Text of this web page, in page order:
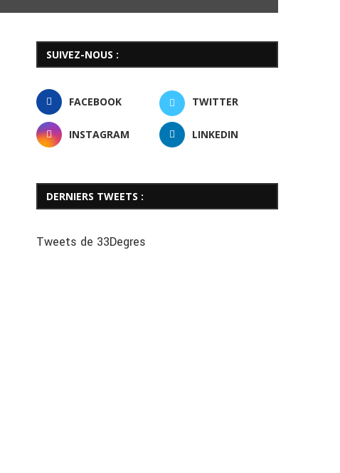
SUIVEZ-NOUS :
FACEBOOK TWITTER
INSTAGRAM LINKEDIN
DERNIERS TWEETS :
Tweets de 33Degres